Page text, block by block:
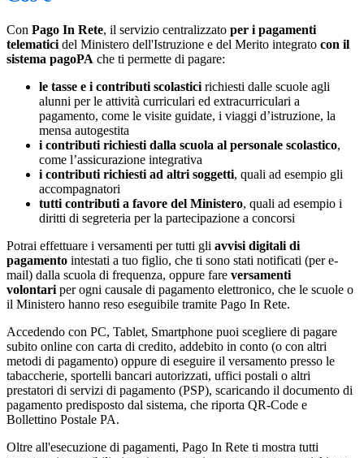
Con Pago In Rete, il servizio centralizzato per i pagamenti
telematici del Ministero dell'Istruzione e del Merito integrato con il
sistema pagoPA che ti permette di pagare:
le tasse e i contributi scolastici richiesti dalle scuole agli
alunni per le attività curriculari ed extracurriculari a
pagamento, come le visite guidate, i viaggi d’istruzione, la
mensa autogestita
i contributi richiesti dalla scuola al personale scolastico,
come l’assicurazione integrativa
i contributi richiesti ad altri soggetti, quali ad esempio gli
accompagnatori
tutti contributi a favore del Ministero, quali ad esempio i
diritti di segreteria per la partecipazione a concorsi
Potrai effettuare i versamenti per tutti gli avvisi digitali di
pagamento intestati a tuo figlio, che ti sono stati notificati (per e-
mail) dalla scuola di frequenza, oppure fare versamenti
volontari per ogni causale di pagamento elettronico, che le scuole o
il Ministero hanno reso eseguibile tramite Pago In Rete.
Accedendo con PC, Tablet, Smartphone puoi scegliere di pagare
subito online con carta di credito, addebito in conto (o con altri
metodi di pagamento) oppure di eseguire il versamento presso le
tabaccherie, sportelli bancari autorizzati, uffici postali o altri
prestatori di servizi di pagamento (PSP), scaricando il documento di
pagamento predisposto dal sistema, che riporta QR-Code e
Bollettino Postale PA.
Oltre all'esecuzione di pagamenti, Pago In Rete ti mostra tutti